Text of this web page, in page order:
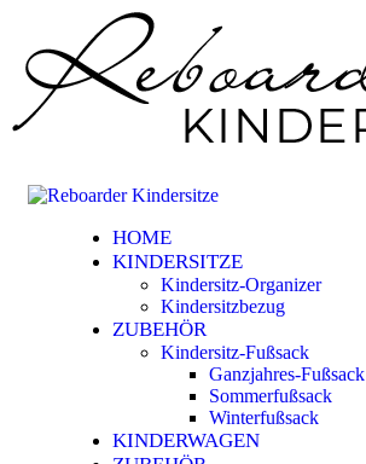
HOME
KINDERSITZE
Kindersitz-Organizer
Kindersitzbezug
ZUBEHÖR
Kindersitz-Fußsack
Ganzjahres-Fußsack
Sommerfußsack
Winterfußsack
KINDERWAGEN